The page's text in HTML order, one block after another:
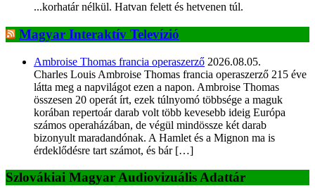
...korhatár nélkül. Hatvan felett és hetvenen túl.
Magyar Interaktív Televízió
Ambroise Thomas francia operaszerző 2026.08.05.
Charles Louis Ambroise Thomas francia operaszerző 215 éve
látta meg a napvilágot ezen a napon. Ambroise Thomas
összesen 20 operát írt, ezek túlnyomó többsége a maguk
korában repertoár darab volt több kevesebb ideig Európa
számos operaházában, de végül mindössze két darab
bizonyult maradandónak. A Hamlet és a Mignon ma is
érdeklődésre tart számot, és bár […]
Szlovákiai Magyar Audiovizuális Adattár